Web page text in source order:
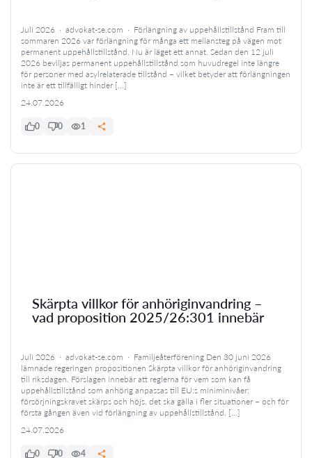
Juli 2026 · advokat-se.com · Förlängning av uppehållstillstånd Fram till
sommaren 2026 var förlängning för många ett mellansteg på vägen mot
permanent uppehållstillstånd. Nu är läget ett annat. Sedan den 12 juli
2026 beviljas permanent uppehållstillstånd som huvudregel inte längre
för personer med asylrelaterade tillstånd – vilket betyder att förlängningen
inte är ett tillfälligt hinder […]
24.07.2026
0 0 1
Skärpta villkor för anhöriginvandring –
vad proposition 2025/26:301 innebär
Juli 2026 · advokat-se.com · Familjeåterförening Den 30 juni 2026
lämnade regeringen propositionen Skärpta villkor för anhöriginvandring
till riksdagen. Förslagen innebär att reglerna för vem som kan få
uppehållstillstånd som anhörig anpassas till EU:s miniminivåer:
försörjningskravet skärps och höjs, det ska gälla i fler situationer – och för
första gången även vid förlängning av uppehållstillstånd. […]
24.07.2026
0 0 4